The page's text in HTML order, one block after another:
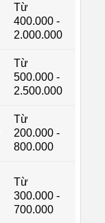
Từ
400.000 -
2.000.000
Từ
500.000 -
2.500.000
Từ
200.000 -
800.000
Từ
300.000 -
700.000